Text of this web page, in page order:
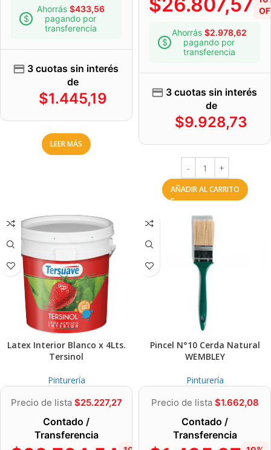
Ahorrás $433,56
pagando por
transferencia
3 cuotas sin interés
de
$1.445,19
LEER MÁS
$26.807,57
Ahorrás $2.978,62
pagando por
transferencia
3 cuotas sin interés
de
$9.928,73
AÑADIR AL CARRITO
Latex Interior Blanco x 4Lts.
Tersinol
Pinturería
Precio de lista $25.227,27
Contado /
Transferencia
Pincel N°10 Cerda Natural
WEMBLEY
Pinturería
Precio de lista $1.662,08
Contado /
Transferencia